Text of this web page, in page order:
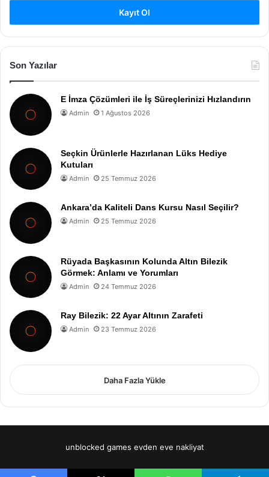
Kayıt Ol
Son Yazılar
E İmza Çözümleri ile İş Süreçlerinizi Hızlandırın
Admin 1 Ağustos 2026
Seçkin Ürünlerle Hazırlanan Lüks Hediye
Kutuları
Admin 25 Temmuz 2026
Ankara’da Kaliteli Dans Kursu Nasıl Seçilir?
Admin 25 Temmuz 2026
Rüyada Başkasının Kolunda Altın Bilezik
Görmek: Anlamı ve Yorumları
Admin 24 Temmuz 2026
Ray Bilezik: 22 Ayar Altının Zarafeti
Admin 23 Temmuz 2026
Daha Fazla Yükle
unblocked games evden eve nakliyat